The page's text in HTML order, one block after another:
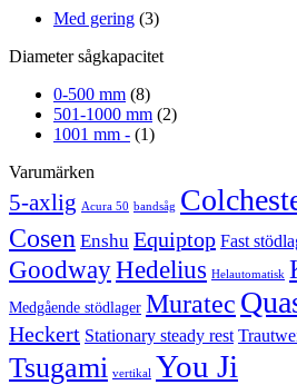
Med gering (3)
Diameter sågkapacitet
0-500 mm (8)
501-1000 mm (2)
1001 mm - (1)
Varumärken
5-axlig Acura 50 bandsåg
Cosen Enshu Equiptop Fast
GoodwayHedelius Helautomatisk
Medgående stödlager Muratec
Heckert Stationary steady rest
Tsugami vertikal You Ji